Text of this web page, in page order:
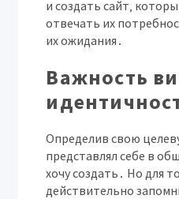
и создать сайт‚
отвечать их
их ожидания․
Важность
Определив свою
представлял себе в
хочу создать․ Но для
действительно